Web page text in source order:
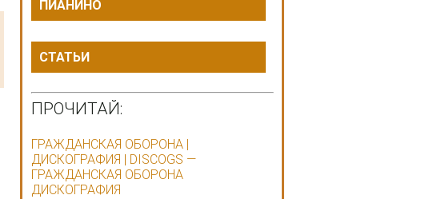
ПИАНИНО
СТАТЬИ
ПРОЧИТАЙ:
ГРАЖДАНСКАЯ ОБОРОНА |
ДИСКОГРАФИЯ | DISCOGS —
ГРАЖДАНСКАЯ ОБОРОНА
ДИСКОГРАФИЯ